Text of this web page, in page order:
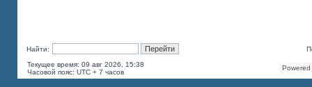
Найти:
Текущее время: 09 авг 2026, 15:38
Часовой пояс: UTC + 7 часов